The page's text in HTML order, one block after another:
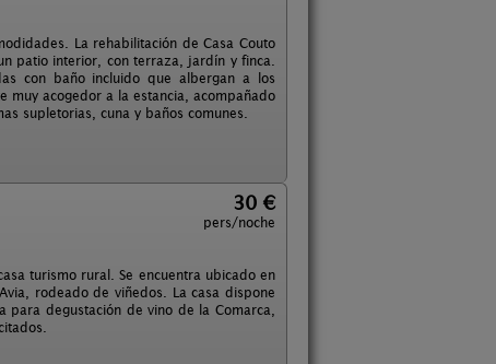
La rehabilitación de Casa Couto
patio interior, con terraza, jardín y finca.
con baño incluido que albergan a los
muy acogedor a la estancia, acompañado
supletorias, cuna y baños comunes.
30 €
pers/noche
turismo rural. Se encuentra ubicado en
rodeado de viñedos. La casa dispone
degustación de vino de la Comarca,